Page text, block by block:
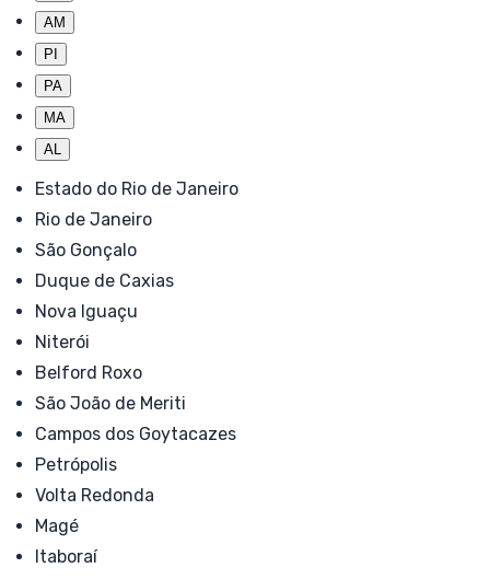
AM
PI
PA
MA
AL
Estado do Rio de Janeiro
Rio de Janeiro
São Gonçalo
Duque de Caxias
Nova Iguaçu
Niterói
Belford Roxo
São João de Meriti
Campos dos Goytacazes
Petrópolis
Volta Redonda
Magé
Itaboraí